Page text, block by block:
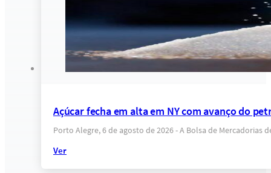
Açúcar fecha em alta em NY com avanço do
Porto Alegre, 6 de agosto de 2026 - A Bolsa de Mercadorias
Ver